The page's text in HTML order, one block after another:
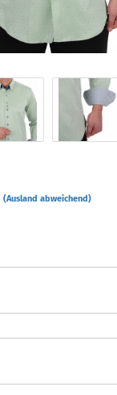
(Ausland abweichend)